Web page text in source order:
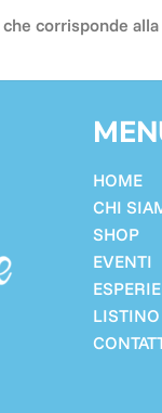
corrisponde
HOME
CHI
SHOP
EVENTI
LISTINO